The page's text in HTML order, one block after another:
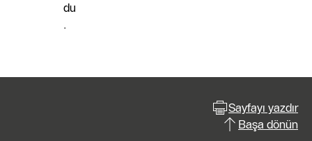
du
.
Sayfayı yazdır
Başa dönün